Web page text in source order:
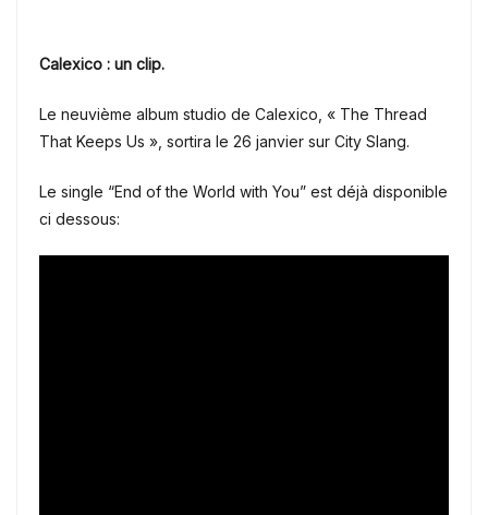
Calexico : un clip.
Le neuvième album studio de Calexico, « The Thread
That Keeps Us », sortira le 26 janvier sur City Slang.
Le single “End of the World with You” est déjà disponible
ci dessous: